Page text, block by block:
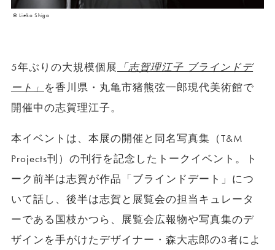
© Lieko Shiga
5年ぶりの大規模個展 「志賀理江子 ブラインドデ
ート」 を香川県・丸亀市猪熊弦一郎現代美術館で
開催中の志賀理江子。
本イベントは、本展の開催と同名写真集（T&M
Projects刊）の刊行を記念したトークイベント。ト
ーク前半は志賀が作品「ブラインドデート」につ
いて話し、後半は志賀と展覧会の担当キュレータ
ーである国枝かつら、展覧会広報物や写真集のデ
ザインを手がけたデザイナー・森大志郎の3者によ